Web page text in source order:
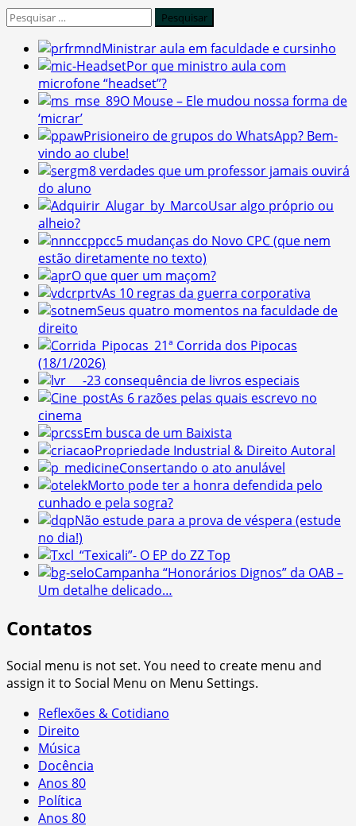
Pesquisar
Ministrar aula em faculdade e cursinho
Por que ministro aula com
microfone “headset”?
O Mouse – Ele mudou nossa forma de
‘micrar’
Prisioneiro de grupos do WhatsApp? Bem-
vindo ao clube!
8 verdades que um professor jamais ouvirá
do aluno
Usar algo próprio ou
alheio?
5 mudanças do Novo CPC (que nem
estão diretamente no texto)
O que quer um maçom?
As 10 regras da guerra corporativa
Seus quatro momentos na faculdade de
direito
1ª Corrida dos Pipocas
(18/1/2026)
3 consequência de livros especiais
As 6 razões pelas quais escrevo no
cinema
Em busca de um Baixista
Propriedade Industrial & Direito Autoral
Consertando o ato anulável
Morto pode ter a honra defendida pelo
cunhado e pela sogra?
Não estude para a prova de véspera (estude
no dia!)
“Texicali”- O EP do ZZ Top
Campanha “Honorários Dignos” da OAB –
Um detalhe delicado…
Contatos
Social menu is not set. You need to create menu and
assign it to Social Menu on Menu Settings.
Reflexões & Cotidiano
Direito
Música
Docência
Anos 80
Política
Anos 80